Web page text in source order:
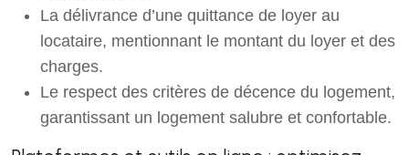
La délivrance d’une quittance de loyer au
locataire, mentionnant le montant du loyer et des
charges.
Le respect des critères de décence du logement,
garantissant un logement salubre et confortable.